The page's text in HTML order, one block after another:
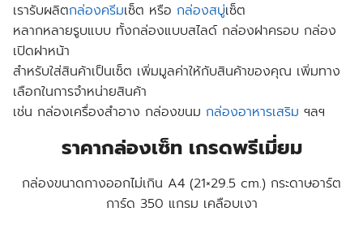
เรารับผลิตกล่องครีมเซ็ต หรือ กล่องสบู่เซ็ต
หลากหลายรูบแบบ ทั้งกล่องแบบสไลด์ กล่องฝาครอบ กล่อง
เปิดฝาหน้า
สำหรับใส่สินค้าเป็นเซ็ต เพิ่มมูลค่าให้กับสินค้าของคุณ เพิ่มทาง
เลือกในการจำหน่ายสินค้า
เช่น กล่องเครื่องสำอาง กล่องขนม กล่องอาหารเสริม ฯลฯ
ราคากล่องเซ็ท เกรดพรีเมี่ยม
กล่องขนาดกางออกไม่เกิน A4 (21×29.5 cm.) กระดาษอาร์ต
การ์ด 350 แกรม เคลือบเงา